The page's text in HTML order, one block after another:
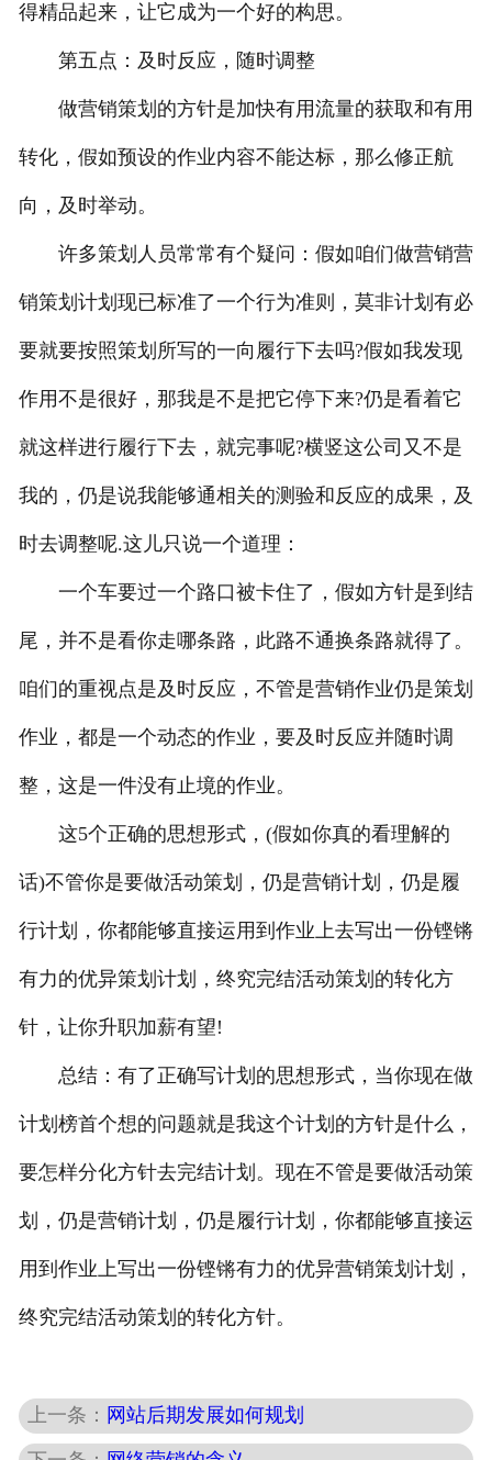
得精品起来，让它成为一个好的构思。
第五点：及时反应，随时调整
做营销策划的方针是加快有用流量的获取和有用
转化，假如预设的作业内容不能达标，那么修正航
向，及时举动。
许多策划人员常常有个疑问：假如咱们做营销营
销策划计划现已标准了一个行为准则，莫非计划有必
要就要按照策划所写的一向履行下去吗?假如我发现
作用不是很好，那我是不是把它停下来?仍是看着它
就这样进行履行下去，就完事呢?横竖这公司又不是
我的，仍是说我能够通相关的测验和反应的成果，及
时去调整呢.这儿只说一个道理：
一个车要过一个路口被卡住了，假如方针是到结
尾，并不是看你走哪条路，此路不通换条路就得了。
咱们的重视点是及时反应，不管是营销作业仍是策划
作业，都是一个动态的作业，要及时反应并随时调
整，这是一件没有止境的作业。
这5个正确的思想形式，(假如你真的看理解的
话)不管你是要做活动策划，仍是营销计划，仍是履
行计划，你都能够直接运用到作业上去写出一份铿锵
有力的优异策划计划，终究完结活动策划的转化方
针，让你升职加薪有望!
总结：有了正确写计划的思想形式，当你现在做
计划榜首个想的问题就是我这个计划的方针是什么，
要怎样分化方针去完结计划。现在不管是要做活动策
划，仍是营销计划，仍是履行计划，你都能够直接运
用到作业上写出一份铿锵有力的优异营销策划计划，
终究完结活动策划的转化方针。
上一条： 网站后期发展如何规划